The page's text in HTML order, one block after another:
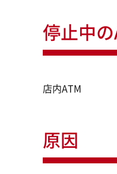
停止中
店内ATM
原因